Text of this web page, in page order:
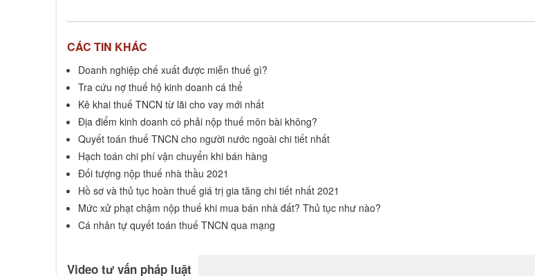
CÁC TIN KHÁC
Doanh nghiệp chế xuất được miễn thuế gì?
Tra cứu nợ thuế hộ kinh doanh cá thể
Kê khai thuế TNCN từ lãi cho vay mới nhất
Địa điểm kinh doanh có phải nộp thuế môn bài không?
Quyết toán thuế TNCN cho người nước ngoài chi tiết nhất
Hạch toán chi phí vận chuyển khi bán hàng
Đối tượng nộp thuế nhà thầu 2021
Hồ sơ và thủ tục hoàn thuế giá trị gia tăng chi tiết nhất 2021
Mức xử phạt chậm nộp thuế khi mua bán nhà đất? Thủ tục như nào?
Cá nhân tự quyết toán thuế TNCN qua mạng
Video tư vấn pháp luật